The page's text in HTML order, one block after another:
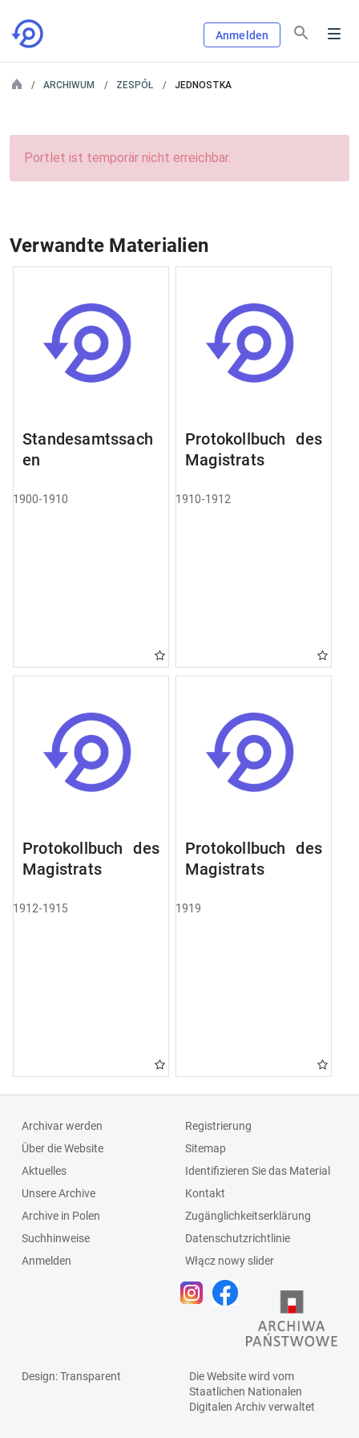
Anmelden
ARCHIWUM ZESPÓŁ JEDNOSTKA
Portlet ist temporär nicht erreichbar.
Verwandte Materialien
Standesamtssach
en
1900-1910
Protokollbuch des
Magistrats
1910-1912
Protokollbuch des
Magistrats
1912-1915
Protokollbuch des
Magistrats
1919
Archivar werden
Über die Website
Aktuelles
Unsere Archive
Archive in Polen
Suchhinweise
Anmelden
Registrierung
Sitemap
Identifizieren Sie das Material
Kontakt
Zugänglichkeitserklärung
Datenschutzrichtlinie
Włącz nowy slider
Design: Transparent
Die Website wird vom
Staatlichen Nationalen
Digitalen Archivverwaltet